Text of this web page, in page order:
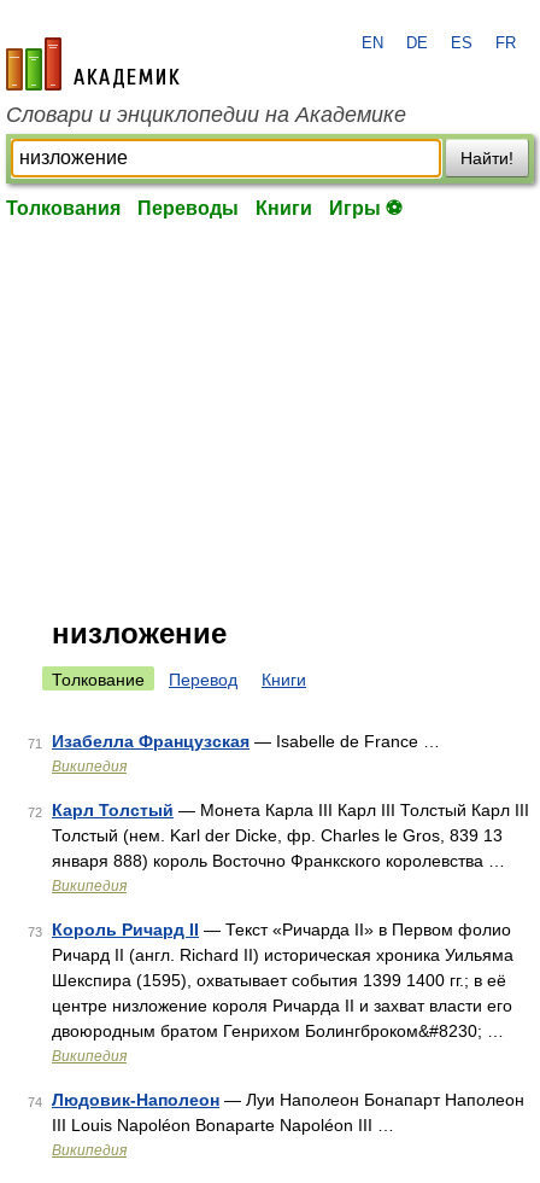
academic.ru
EN DE ES FR
Словари и энциклопедии на Академике
Найти!
Толкования Переводы Книги Игры ⚽
низложение
Толкование Перевод Книги
71 Изабелла Французская — Isabelle de France …
Википедия
72 Карл Толстый — Монета Карла III Карл III Толстый Карл III
Толстый (нем. Karl der Dicke, фр. Charles le Gros, 839 13
января 888) король Восточно Франкского королевства …
Википедия
73 Король Ричард II — Текст «Ричарда II» в Первом фолио
Ричард II (англ. Richard II) историческая хроника Уильяма
Шекспира (1595), охватывает события 1399 1400 гг.; в её
центре низложение короля Ричарда II и захват власти его
двоюродным братом Генрихом Болингброком&#8230; …
Википедия
74 Людовик-Наполеон — Луи Наполеон Бонапарт Наполеон
III Louis Napoléon Bonaparte Napoléon III …
Википедия